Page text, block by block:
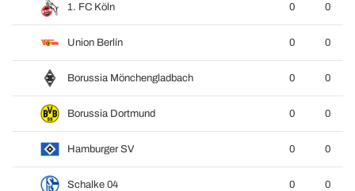
1. FC Köln 0 0
Union Berlín 0 0
Borussia Mönchengladbach 0 0
Borussia Dortmund 0 0
Hamburger SV 0 0
Schalke 04 0 0